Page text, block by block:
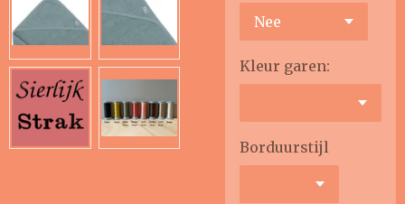
Kleur garen:
Borduurstijl